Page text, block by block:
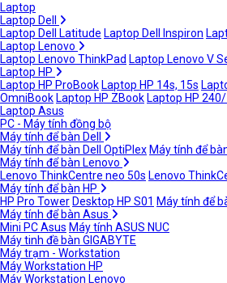
Laptop
Laptop Dell
Laptop Dell Latitude Laptop Dell Inspiron
Laptop Lenovo
Laptop Lenovo ThinkPad Laptop Lenovo V
Laptop HP
Laptop HP ProBook Laptop HP 14s, 15s
OmniBook Laptop HP ZBook Laptop HP
Laptop Asus
PC - Máy tính đồng bộ
Máy tính để bàn Dell
Máy tính để bàn Dell OptiPlex Máy tính để
Máy tính để bàn Lenovo
Lenovo ThinkCentre neo 50s Lenovo
Máy tính để bàn HP
HP Pro Tower Desktop HP S01 Máy tính để
Máy tính để bàn Asus
Mini PC Asus Máy tính ASUS NUC
Máy tinh đề bàn GIGABYTE
Máy trạm - Workstation
Máy Workstation HP
Máy Workstation Lenovo